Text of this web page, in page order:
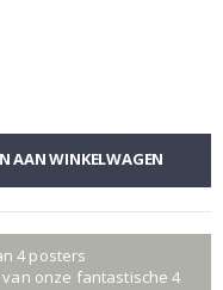
AAN WINKELWAGEN
4 posters
onze fantastische 4